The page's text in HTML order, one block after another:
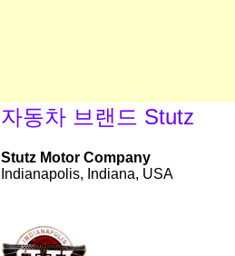
자동차 브랜드 Stutz
Stutz Motor Company
Indianapolis, Indiana, USA